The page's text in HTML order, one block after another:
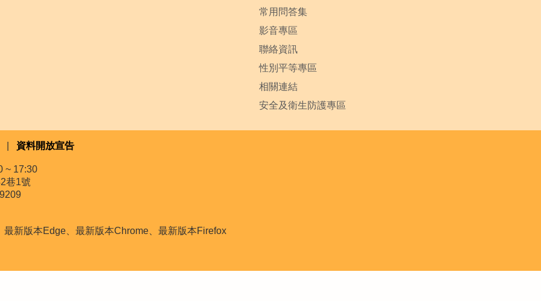
常用問答集
影音專區
聯絡資訊
性別平等專區
相關連結
安全及衛生防護專區
資料開放宣告
~ 17:30
巷1號
新版本Edge、最新版本Chrome、最新版本Firefox